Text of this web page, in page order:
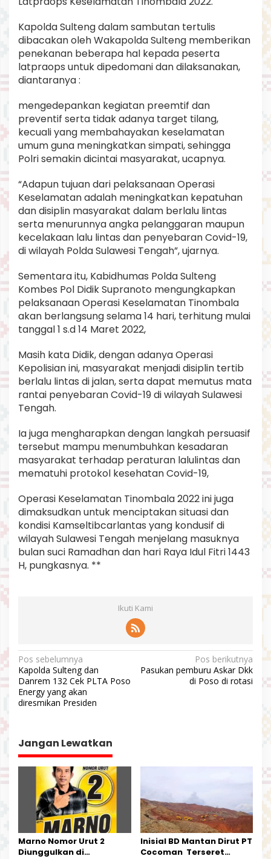
Kapolda Sulteng dalam sambutan tertulis
dibacakan oleh Wakapolda Sulteng memberikan
penekanan beberapa hal kepada peserta
latpraops untuk dipedomani dan dilaksanakan,
diantaranya :
mengedepankan kegiatan preemtif dan
preventif serta tidak adanya target tilang,
kecuali yang membahayakan keselamatan
umum guna meningkatkan simpati, sehingga
Polri semakin dicintai masyarakat, ucapnya.
“Adapun tujuan dari pelaksanaan Operasi
Keselamatan adalah meningkatkan kepatuhan
dan disiplin masyarakat dalam berlalu lintas
serta menurunnya angka pelanggaran maupun
kecelakaan lalu lintas dan penyebaran Covid-19,
di wilayah Polda Sulawesi Tengah”, ujarnya.
Sementara itu, Kabidhumas Polda Sulteng
Kombes Pol Didik Supranoto mengungkapkan
pelaksanaan Operasi Keselamatan Tinombala
akan berlangsung selama 14 hari, terhitung mulai
tanggal 1 s.d 14 Maret 2022,
Masih kata Didik, dengan adanya Operasi
Kepolisian ini, masyarakat menjadi disiplin tertib
berlalu lintas di jalan, serta dapat memutus mata
rantai penyebaran Covid-19 di wilayah Sulawesi
Tengah.
Ia juga mengharapkan dengan langkah persuasif
tersebut mampu menumbuhkan kesadaran
masyarakat terhadap peraturan lalulintas dan
mematuhi protokol kesehatan Covid-19,
Operasi Keselamatan Tinombala 2022 ini juga
dimaksudkan untuk menciptakan situasi dan
kondisi Kamseltibcarlantas yang kondusif di
wilayah Sulawesi Tengah menjelang masuknya
bulan suci Ramadhan dan hari Raya Idul Fitri 1443
H, pungkasnya. **
Ikuti Kami
N
a
v
i
a
s
s
Pos sebelumnya
Kapolda Sulteng dan
Danrem 132 Cek PLTA Poso
Energy yang akan
diresmikan Presiden
Pos berikutnya
Pasukan pemburu Askar Dkk
di Poso di rotasi
Jangan Lewatkan
Marno Nomor Urut 2
Diunggulkan di
Inisial BD Mantan Dirut PT
Cocoman Terseret